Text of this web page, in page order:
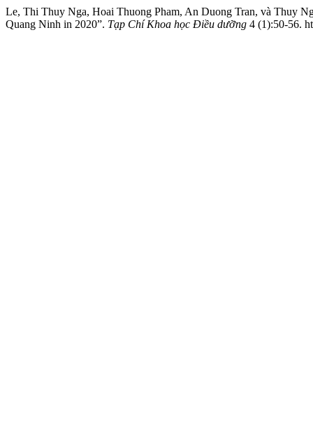
Le, Thi Thuy Nga, Hoai Thuong Pham, An Duong Tran, và Thuy
Quang Ninh in 2020”. Tạp Chí Khoa học Điều dưỡng 4 (1):50-56.